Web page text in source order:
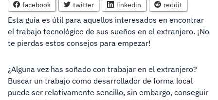
facebook twitter linkedin reddit
Esta guía es útil para aquellos interesados en encontrar
el trabajo tecnológico de sus sueños en el extranjero. ¡No
te pierdas estos consejos para empezar!
¿Alguna vez has soñado con trabajar en el extranjero?
Buscar un trabajo como desarrollador de forma local
puede ser relativamente sencillo, sin embargo, conseguir